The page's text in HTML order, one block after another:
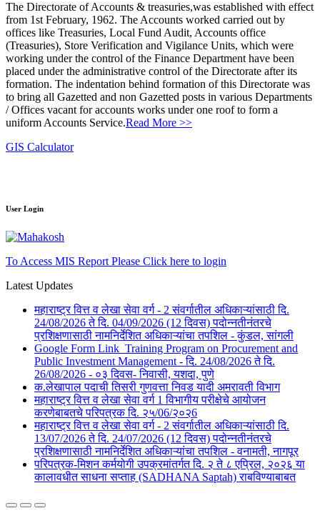
The Directorate of Accounts & treasuries,was established with effect
from 1st February, 1962. The Accounts worked carried out by
offices like Treasuries, Local Fund Audit, Accounts office
(Treasuries), Store Verification and Vigilance Units, which were
working under the control of the Finance Department have been
placed under the administrative control of the Directorate after its
formation. The indentation behind formation of this Directorate was
to bring all Gazetted and non Gazetted posts in various Departments
/ Offices vacant for accounts works under one roof to form a
uniform Accounts Service.Read More >>
GIS Calculator
User Login
To Access MIS Report Please Click here to login
Latest Updates
महाराष्ट्र वित्त व लेखा सेवा वर्ग - 2 संवर्गातील अधिकाऱ्यांसाठी दि.
24/08/2026 ते दि. 04/09/2026 (12 दिवस) पदोन्नतीनंतरचे
प्रशिक्षणासाठी नामनिर्देशित अधिकाऱ्यांचा तपशिल - कुंडल, सांगली​​
Google Form Link_Training Program on Procurement and
Public Investment Management - दि. 24/08/2026 ते दि.
26/08/2026 - ०३ दिवस- निवासी, यशदा, पुणे​
क.लेखापाल पदाची तिसरी गुणवत्ता निवड यादी अमरावती विभाग
महाराष्ट्र वित्त व लेखा सेवा वर्ग 1 विभागीय परीक्षेचे आयोजन
करणेबाबतचे परिपत्रक दि. २५/06/२०२6
महाराष्ट्र वित्त व लेखा सेवा वर्ग - 2 संवर्गातील अधिकाऱ्यांसाठी दि.
13/07/2026 ते दि. 24/07/2026 (12 दिवस) पदोन्नतीनंतरचे
प्रशिक्षणासाठी नामनिर्देशित अधिकाऱ्यांचा तपशिल - वनामती, नागपूर
परिपत्रक-मिशन कर्मयोगी उपक्रमांतर्गत दि. २ ते ८ एप्रिल, २०२६ या
कालावधीत साधना सप्ताह (SADHANA Saptah) राबविण्याबाबत